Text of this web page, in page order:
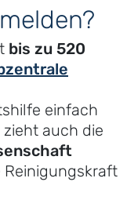
bis zu 520
einfach
auch die
Reinigungskraft